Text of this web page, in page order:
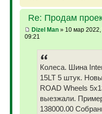
Re: Продам
Dizel Man» 10 мар 2022,
09:21
Колеса. Шина
15LT 5 штук.
ROAD Wheels
выезжали.
138000.00